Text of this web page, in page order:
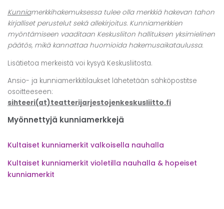
Kunniamerkkihakemuksessa tulee olla merkkiä hakevan tahon
kirjalliset perustelut sekä allekirjoitus. Kunniamerkkien
myöntämiseen vaaditaan Keskusliiton hallituksen yksimielinen
päätös, mikä kannattaa huomioida hakemusaikataulussa.
Lisätietoa merkeistä voi kysyä Keskusliitosta.
Ansio- ja kunniamerkkitilaukset lähetetään sähköpostitse
osoitteeseen:
sihteeri(at)teatterijarjestojenkeskusliitto.fi
Myönnettyjä kunniamerkkejä
Kultaiset kunniamerkit valkoisella nauhalla
Kultaiset kunniamerkit violetilla nauhalla & hopeiset
kunniamerkit